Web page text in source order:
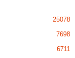
25078
7698
6711